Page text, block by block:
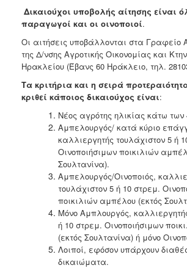
Δικαιούχοι υποβολής αίτησης είναι
παραγωγοί και οι οινοποιοί.
Οι αιτήσεις υποβάλλονται στα Γραφείο
της Δ/νσης Αγροτικής Οικονομίας και
Ηρακλείου (Έβανς 60 Ηράκλειο, τηλ.
Τα κριτήρια και η σειρά
κριθεί κάποιος δικαιούχος είναι:
Νέος αγρότης ηλικίας κάτω των
Αμπελουργός/ κατά κύριο
καλλιεργητής τουλάχιστον 5 ή
Οινοποιήσιμων ποικιλιών
Σουλτανίνα).
Αμπελουργός/Οινοποιός,
τουλάχιστον 5 ή 10 στρεμ.
ποικιλιών αμπέλου (εκτός
Μόνο Αμπλουργός,
ή 10 στρεμ. Οινοποιήσιμων
(εκτός Σουλτανίνα) ή μόνο
Λοιποί, εφόσον υπάρχουν
δικαιώματα.